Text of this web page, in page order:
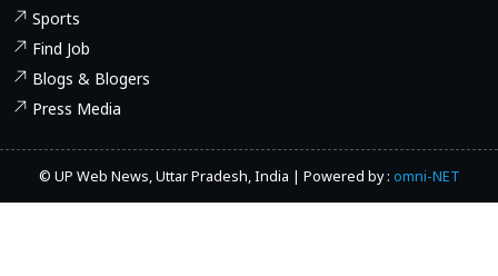
Sports
Find Job
Blogs & Blogers
Press Media
© UP Web News, Uttar Pradesh, India | Powered by : omni-NET